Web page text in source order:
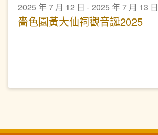
2025 年 7 月 12 日 - 2025 年 7 月 13 日
嗇色園黃大仙祠觀音誕2025